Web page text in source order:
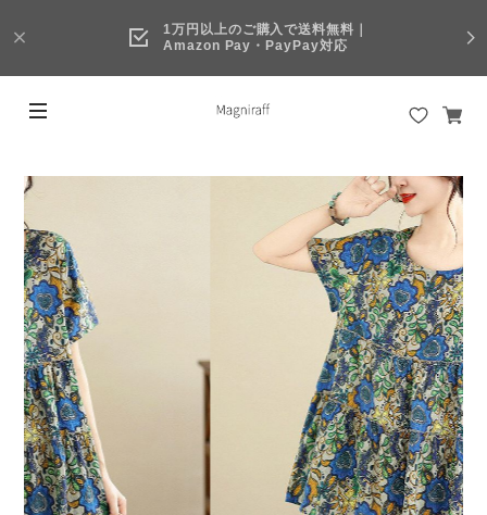
1万円以上のご購入で送料無料｜
Amazon Pay・PayPay対応